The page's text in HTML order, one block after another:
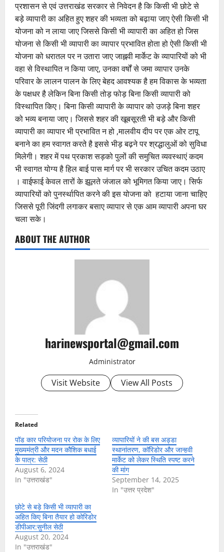
प्रशासन से एवं उत्तराखंड सरकार से निवेदन है कि किसी भी छोटे से
बड़े व्यापारी का अहित हुए शहर की भव्यता को बढ़ाया जाए ऐसी किसी भी
योजना को न लाया जाए जिससे किसी भी व्यापारी का अहित हो जिस
योजना से किसी भी व्यापारी का व्यापार प्रभावित होता हो ऐसी किसी भी
योजना को धरातल पर न उतारा जाए जाह्नवी मार्केट के व्यापारियों को भी
वहा से विस्थापित न किया जाए, उनका वर्षों से जमा व्यापार उनके
परिवार के लालन पालन के लिए बेहद आवश्यक है हम विकास के भव्यता
के पक्षधर है लेकिन बिना किसी तोड़ फोड़ बिना किसी व्यापारी को
विस्थापित किए। बिना किसी व्यापारी के व्यापार को उजड़े बिना शहर
को भव्य बनाया जाए। जिससे शहर की खूबसूरती भी बड़े और किसी
व्यापारी का व्यापार भी प्रभावित न हो ,मालवीय दीप पर एक ओर टापू
बनाने का हम स्वागत करते है इससे भीड़ बढ़ने पर श्रद्धालुओं को सुविधा
मिलेगी। शहर में पथ प्रकाश सड़को पुलों की समुचित व्यवस्थाएं कदम
भी स्वागत योग्य है हिल बाई पास मार्ग पर भी सरकार उचित कदम उठाए
। वाईफाई केवल तारों के झूलते जंजाल को भूमिगत किया जाए। सिर्फ
व्यापारियों को पुनर्स्थापित करने की इस योजना को हटाया जाना चाहिए
जिससे पूरी जिंदगी लगाकर बसाए व्यापार से एक आम व्यापारी अपना घर
चला सके।
ABOUT THE AUTHOR
harinewsportal@gmail.com
Administrator
Visit Website View All Posts
Related
पॉड कार परियोजना पर रोक के लिए
मुख्यमंत्री और मदन कौशिक बधाई
के पात्र: सेठी
August 6, 2024
In "उत्तराखंड"
व्यापारियों ने की बस अड्डा
स्थानांतरण, कॉरिडोर और जान्हवी
मार्केट को लेकर स्थिति स्पष्ट करने
की मांग
September 14, 2025
In "उत्तर प्रदेश"
छोटे से बड़े किसी भी व्यापारी का
अहित किए बिना तैयार हो कोरिडोर
डीपीआर:सुनील सेठी
August 20, 2024
In "उत्तराखंड"